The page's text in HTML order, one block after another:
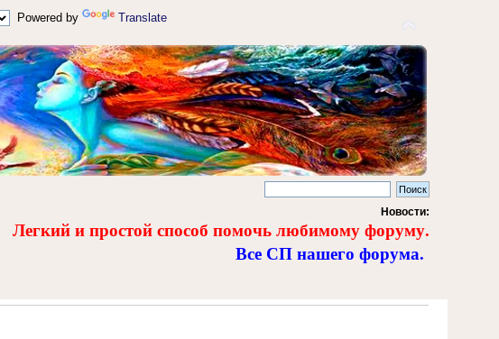
Powered by Translate
Новости:
Легкий и простой способ помочь любимому форуму.
Все СП нашего форума.